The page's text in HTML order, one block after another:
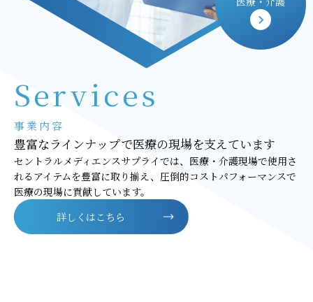
Services
事業内容
豊富なラインナップで医療の現場を支えています
セントラルメディエンスサプライでは、医療・介護現場で使用さ
れるアイテムを豊富に取り揃え、圧倒的コストパフォーマンスで
医療の現場に貢献しています。
詳しくはこちら